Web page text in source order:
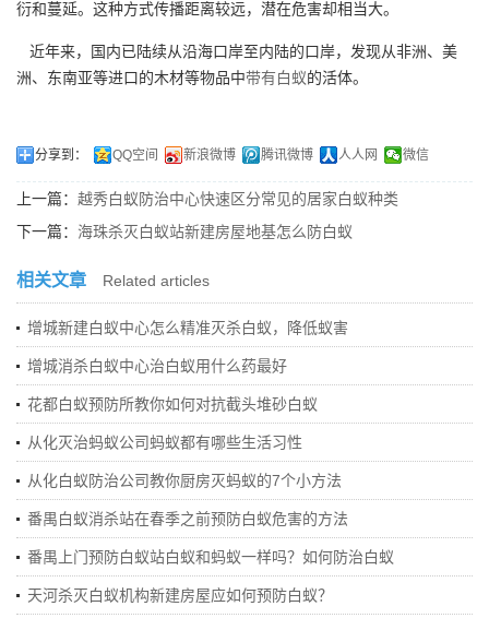
衍和蔓延。这种方式传播距离较远，潜在危害却相当大。
近年来，国内已陆续从沿海口岸至内陆的口岸，发现从非洲、美
洲、东南亚等进口的木材等物品中带有白蚁的活体。
分享到： QQ空间 新浪微博 腾讯微博 人人网 微信
上一篇： 越秀白蚁防治中心快速区分常见的居家白蚁种类
下一篇： 海珠杀灭白蚁站新建房屋地基怎么防白蚁
相关文章 Related articles
增城新建白蚁中心怎么精准灭杀白蚁，降低蚁害
增城消杀白蚁中心治白蚁用什么药最好
花都白蚁预防所教你如何对抗截头堆砂白蚁
从化灭治蚂蚁公司蚂蚁都有哪些生活习性
从化白蚁防治公司教你厨房灭蚂蚁的7个小方法
番禺白蚁消杀站在春季之前预防白蚁危害的方法
番禺上门预防白蚁站白蚁和蚂蚁一样吗？如何防治白蚁
天河杀灭白蚁机构新建房屋应如何预防白蚁？